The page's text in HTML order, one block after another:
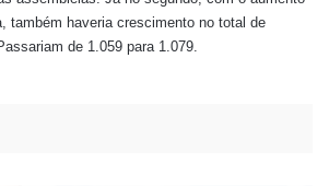
também haveria crescimento no total de
de 1.059 para 1.079.